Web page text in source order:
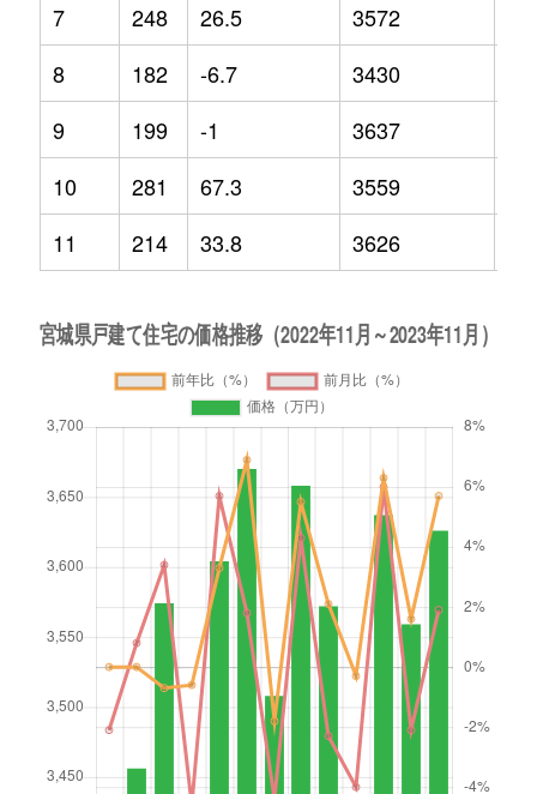
7
248 26.5 3572
8
182 -6.7 3430
9
199 -1 3637
10
281 67.3 3559
11
214 33.8 3626